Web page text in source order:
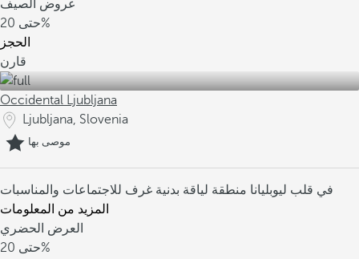
عروض الصيف
حتى20%
الحجز
قارن
Occidental Ljubljana
Ljubljana, Slovenia
موصى بها
في قلب ليوبليانا منطقة لياقة بدنية غرف للاجتماعات والمناسبات
المزيد من المعلومات
العرض الحضري
حتى20%